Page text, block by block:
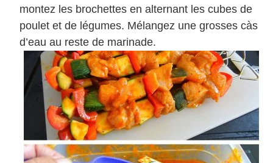
montez les brochettes en alternant les cubes de
poulet et de légumes. Mélangez une grosses càs
d’eau au reste de marinade.